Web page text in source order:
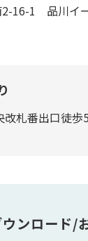
2-16-1 品川イ
改札番出口徒歩
ンロード/